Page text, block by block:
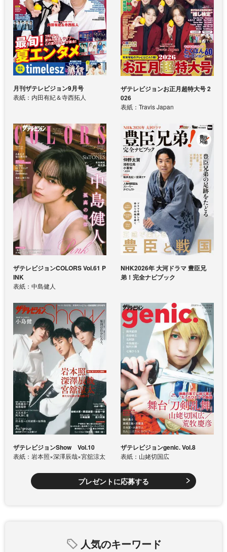
月刊ザテレビジョン9月号
表紙：内田有紀＆寺西拓人
ザテレビジョンお正月超特大号 2
026
表紙：Travis Japan
ザテレビジョンCOLORS Vol.61 P
INK
表紙：中島健人
NHK2026年 大河ドラマ 豊臣兄
弟！完全ナビブック
ザテレビジョンShow Vol.10
表紙：岩本照×深澤辰哉×宮舘涼太
ザテレビジョンgenic. Vol.8
表紙：山姥切国広
プレゼントに応募する
人気のキーワード